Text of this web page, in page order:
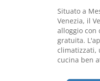
Situato a
Venezia, il
alloggio con
gratuita.
climatizzati,
cucina ben